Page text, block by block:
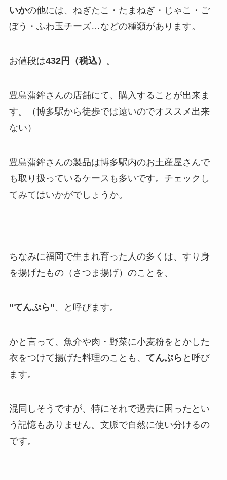
いかの他には、ねぎたこ・たまねぎ・じゃこ・ご
ぼう・ふわ玉チーズ…などの種類があります。
お値段は432円（税込） 。
豊島蒲鉾さんの店舗にて、購入することが出来ま
す。（博多駅から徒歩では遠いのでオススメ出来
ない）
豊島蒲鉾さんの製品は博多駅内のお土産屋さんで
も取り扱っているケースも多いです。チェックし
てみてはいかがでしょうか。
ちなみに福岡で生まれ育った人の多くは、すり身
を揚げたもの（さつま揚げ）のことを、
”てんぷら”、と呼びます。
かと言って、魚介や肉・野菜に小麦粉をとかした
衣をつけて揚げた料理のことも、 てんぷら と呼び
ます。
混同しそうですが、特にそれで過去に困ったとい
う記憶もありません。文脈で自然に使い分けるの
です。